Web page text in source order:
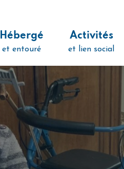
Hébergé
et entouré
Activités
et lien social